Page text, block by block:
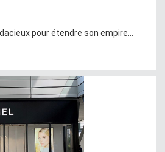
pour étendre son empire...